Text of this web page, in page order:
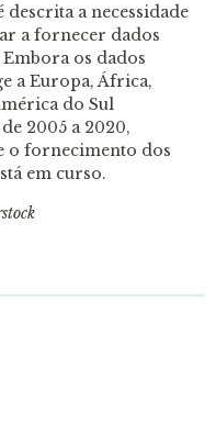
descrita a necessidade
a fornecer dados
os dados
a Europa, África,
do Sul
2005 a 2020,
o fornecimento dos
em curso.